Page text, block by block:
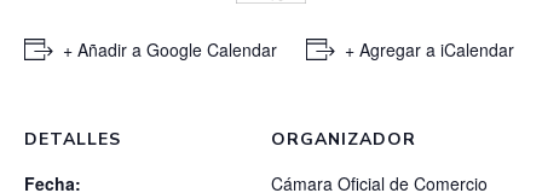
+ Añadir a Google Calendar + Agregar a iCalendar
DETALLES
Fecha:
ORGANIZADOR
Cámara Oficial de Comercio